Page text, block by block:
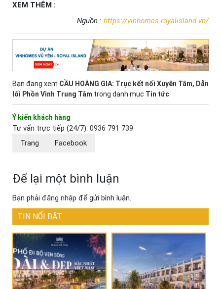
XEM THÊM :
Nguồn : https://vinhomes-royalisland.vn/
Bạn đang xem CẦU HOÀNG GIA: Trục kết nối Xuyên Tâm, Dẫn
lối Phồn Vinh Trung Tâm trong danh mục Tin tức
Ý kiến khách hàng
Tư vấn trực tiếp (24/7): 0936 791 739
Trang
Facebook
Để lại một bình luận
Bạn phải đăng nhập để gửi bình luận.
TIN NỔI BẬT